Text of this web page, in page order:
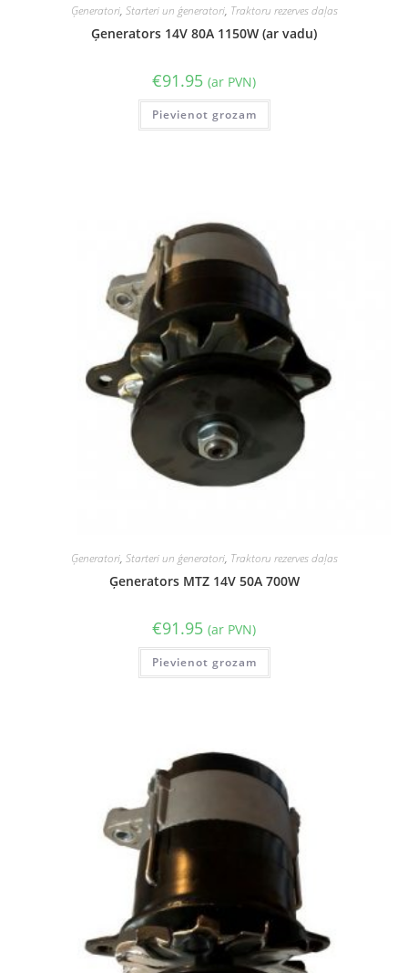
Ģeneratori, Starteri un ģeneratori, Traktoru rezerves daļas
Ģenerators 14V 80A 1150W (ar vadu)
€91.95 (ar PVN)
Pievienot grozam
Ģeneratori, Starteri un ģeneratori, Traktoru rezerves daļas
Ģenerators MTZ 14V 50A 700W
€91.95 (ar PVN)
Pievienot grozam